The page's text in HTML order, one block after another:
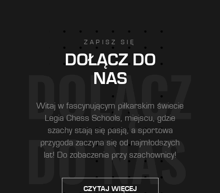
ZAPISZ SIĘ
DOŁĄCZ DO
NAS
Witaj w fascynującym piłkarskim świecie
Legia Chess Schools, miejscu, gdzie
szachy stają się pasją, a sportowa
przygoda zaczyna się od najmłodszych
lat! Do zobaczenia przy szachownicy!
CZYTAJ WIĘCEJ